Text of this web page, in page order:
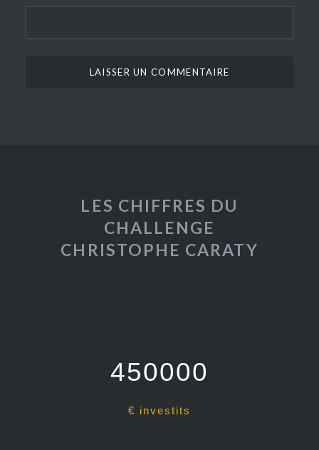
LES CHIFFRES DU
CHALLENGE
CHRISTOPHE CARATY
450000
€ investits